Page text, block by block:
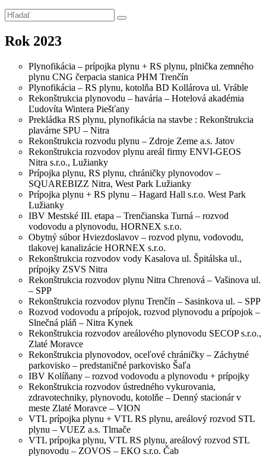
Rok 2023
Plynofikácia – prípojka plynu + RS plynu, plnička zemného
plynu CNG čerpacia stanica PHM Trenčín
Plynofikácia – RS plynu, kotolňa BD Kollárova ul. Vráble
Rekonštrukcia plynovodu – havária – Hotelová akadémia
Ľudovíta Wintera Piešťany
Prekládka RS plynu, plynofikácia na stavbe : Rekonštrukcia
plavárne SPU – Nitra
Rekonštrukcia rozvodu plynu – Zdroje Zeme a.s. Jatov
Rekonštrukcia rozvodov plynu areál firmy ENVI-GEOS
Nitra s.r.o., Lužianky
Prípojka plynu, RS plynu, chráničky plynovodov –
SQUAREBIZZ Nitra, West Park Lužianky
Prípojka plynu + RS plynu – Hagard Hall s.r.o. West Park
Lužianky
IBV Mestské III. etapa – Trenčianska Turná – rozvod
vodovodu a plynovodu, HORNEX s.r.o.
Obytný súbor Hviezdoslavov – rozvod plynu, vodovodu,
tlakovej kanalizácie HORNEX s.r.o.
Rekonštrukcia rozvodov vody Kasalova ul. Špitálska ul.,
prípojky ZSVS Nitra
Rekonštrukcia rozvodov plynu Nitra Chrenová – Vašinova ul.
– SPP
Rekonštrukcia rozvodov plynu Trenčín – Sasinkova ul. – SPP
Rozvod vodovodu a prípojok, rozvod plynovodu a prípojok –
Slnečná pláň – Nitra Kynek
Rekonštrukcia rozvodov areálového plynovodu SECOP s.r.o.,
Zlaté Moravce
Rekonštrukcia plynovodov, oceľové chráničky – Záchytné
parkovisko – predstaničné parkovisko Šaľa
IBV Kolíňany – rozvod vodovodu a plynovodu + prípojky
Rekonštrukcia rozvodov ústredného vykurovania,
zdravotechniky, plynovodu, kotolňe – Denný stacionár v
meste Zlaté Moravce – VION
VTL prípojka plynu + VTL RS plynu, areálový rozvod STL
plynu – VUEZ a.s. Tlmače
VTL prípojka plynu, VTL RS plynu, areálový rozvod STL
plynovodu – ZOVOS – EKO s.r.o. Čab